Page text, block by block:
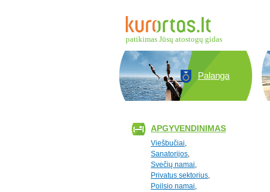
patikimas Jūsų atostogų gidas
Palanga
APGYVENDINIMAS
Viešbučiai,
Sanatorijos,
Svečių namai,
Privatus sektorius,
Poilsio namai,